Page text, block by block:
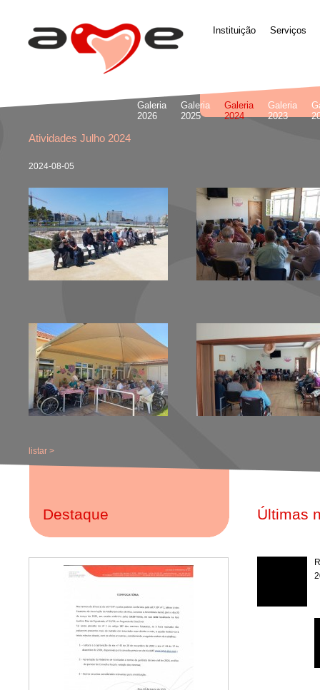
Instituição Serviços
Galeria
2026
Galeria
2025
Galeria
2024
Galeria
2023
Atividades Julho 2024
2024-08-05
listar >
Destaque Últimas